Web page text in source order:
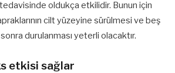
oldukça etkilidir. Bunun için
cilt yüzeyine sürülmesi ve beş
durulanması yeterli olacaktır.
etkisi sağlar